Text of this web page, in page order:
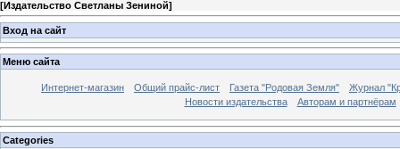
[Издательство Светланы Зениной]
Вход на сайт
Меню сайта
Интернет-магазин Общий прайс-лист Газета "Родовая Земля"
Журнал
Новости издательства
Авторам и партнёрам
Categories